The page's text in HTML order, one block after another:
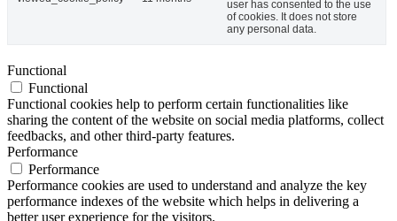
user has consented to the use
of cookies. It does not store
any personal data.
Functional
Functional
Functional cookies help to perform certain functionalities like
sharing the content of the website on social media platforms, collect
feedbacks, and other third-party features.
Performance
Performance
Performance cookies are used to understand and analyze the key
performance indexes of the website which helps in delivering a
better user experience for the visitors.